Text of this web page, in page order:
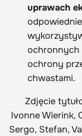
uprawach
ochronnych
ochrony
chwastami.
Zdjęcie
Ivonne Wierink,
Sergo, Stefan,